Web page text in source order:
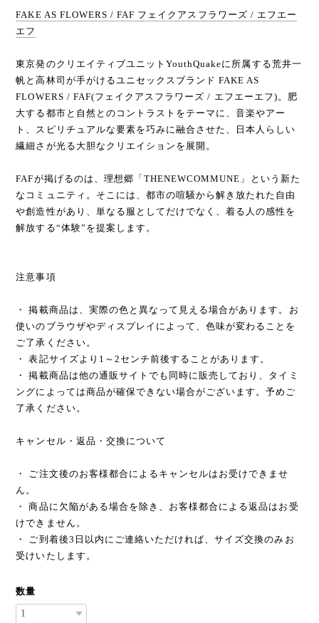
FAKE AS FLOWERS / FAF フェイクアスフラワーズ / エフエー
エフ
東京発のクリエイティブユニットYouthQuakeに所属する荒井一
帆と高林司が手がけるユニセックスブランド FAKE AS
FLOWERS / FAF(フェイクアスフラワーズ / エフエーエフ)。肥
大する都市と自然とのコントラストをテーマに、音楽やアー
ト、スピリチュアルな要素を巧みに融合させた、日本人らしい
繊細さが光る大胆なクリエイションを展開。
FAFが掲げるのは、理想郷「THENEWCOMMUNE」という新た
なコミュニティ。そこには、都市の喧騒から解き放たれた自由
や創造性があり、単なる服としてだけでなく、着る人の感性を
解放する“体験”を提案します。
注意事項
・ 掲載商品は、実際の色と異なって見える場合があります。お
使いのブラウザやディスプレイによって、色味が変わることを
ご了承ください。
・ 表記サイズより1～2センチ前後することがあります。
・ 掲載商品は他の通販サイトでも同時に販売しており、タイミ
ングによっては商品が確保できない場合がございます。予めご
了承ください。
キャンセル・返品・交換について
・ ご注文後のお客様都合によるキャンセルはお受けできませ
ん。
・ 商品に欠陥がある場合を除き、お客様都合による返品はお受
けできません。
・ ご到着後3日以内にご連絡いただければ、サイズ交換のみお
受けいたします。
数量